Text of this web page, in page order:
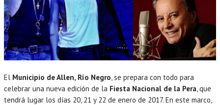
El Municipio de Allen, Río Negro, se prepara con todo para
celebrar una nueva edición de la Fiesta Nacional de la Pera, que
tendrá lugar los días 20, 21 y 22 de enero de 2017. En este marco,